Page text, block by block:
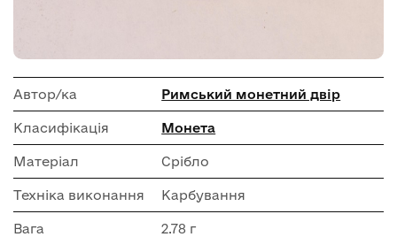
Автор/ка Римський монетний двір
Класифікація Монета
Матеріал Срібло
Техніка виконання Карбування
Вага 2.78 г